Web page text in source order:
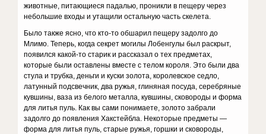
животные, питающиеся падалью, проникли в пещеру через
небольшие входы и утащили остальную часть скелета.
Было также ясно, что кто-то обшарил пещеру задолго до
Млимо. Теперь, когда секрет могилы Лобенгулы был раскрыт,
появился какой-то старик и рассказал о тех предметах,
которые были оставлены вместе с телом ко­роля. Это были два
стула и трубка, деньги и куски золота, королевское седло,
латунный подсвечник, два ружья, гли­няная посуда, серебряные
кувшины, ваза из белого ме­талла, кувшины, сковороды и форма
для литья пуль. Как вы сами понимаете, золото забрали
задолго до появления Хакстейбла. Некоторые предметы —
форма для литья пуль, старые ружья, горшки и сковороды,